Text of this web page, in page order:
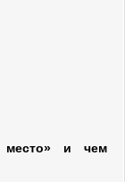
место» и чем